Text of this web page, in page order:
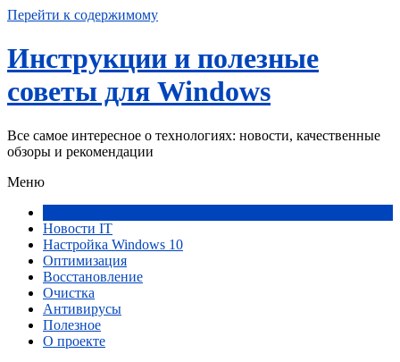
Перейти к содержимому
Инструкции и полезные
советы для Windows
Все самое интересное о технологиях: новости, качественные
обзоры и рекомендации
Меню
Новости IT
Настройка Windows 10
Оптимизация
Восстановление
Очистка
Антивирусы
Полезное
О проекте